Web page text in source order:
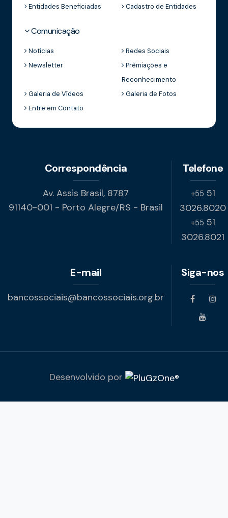
Entidades Beneficiadas Cadastro de Entidades
Comunicação
Notícias
Redes Sociais
Newsletter
Prêmiações e
Reconhecimento
Galeria de Vídeos
Galeria de Fotos
Entre em Contato
Correspondência
Av. Assis Brasil, 8787
91140-001 - Porto Alegre/RS - Brasil
Telefone
+55 51
3026.8020
+55 51
3026.8021
E-mail
bancossociais@bancossociais.org.br
Siga-nos
Desenvolvido por